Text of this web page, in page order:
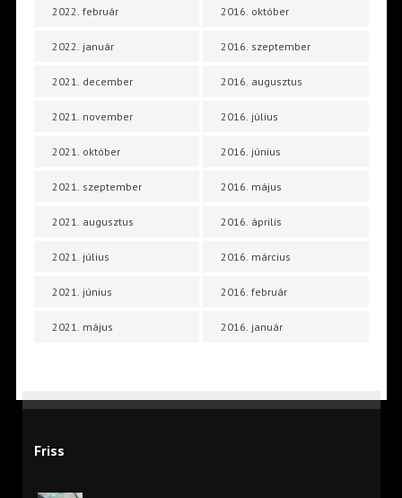
2022. február
2022. január
2021. december
2021. november
2021. október
2021. szeptember
2021. augusztus
2021. július
2021. június
2021. május
2016. október
2016. szeptember
2016. augusztus
2016. július
2016. június
2016. május
2016. április
2016. március
2016. február
2016. január
Friss